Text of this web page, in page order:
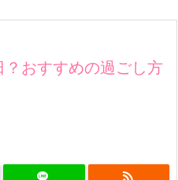
おすすめの過ごし方